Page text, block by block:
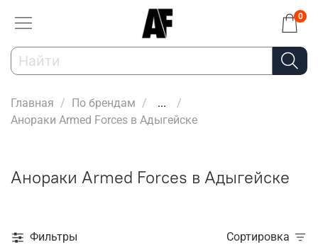
0
Главная По брендам
...
Анораки Armed Forces в Адыгейске
Анораки Armed Forces в Адыгейске
Фильтры Сортировка